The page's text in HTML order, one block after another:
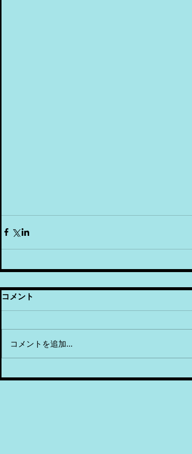
コメント
コメントを追加…